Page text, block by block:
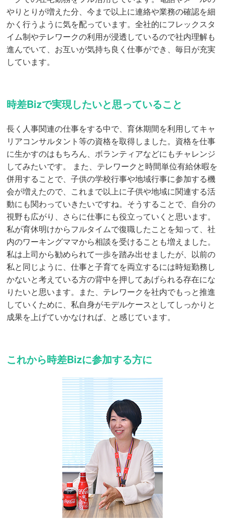
やりとりが増えた分、今まで以上に連絡や業務の確認を細
かく行うように気を配っています。全社的にフレックスタ
イム制やテレワークの利用が浸透しているので社内理解も
進んでいて、お互いが気持ち良く仕事ができ、毎日が充実
しています。
時差Bizで実現したいと思っていること
長く人事関連の仕事をする中で、育休期間を利用してキャ
リアコンサルタント等の資格を取得しました。資格を仕事
に生かすのはもちろん、ボランティアなどにもチャレンジ
してみたいです。 また、テレワークと時間単位有給休暇を
併用することで、子供の学校行事や地域行事に参加する機
会が増えたので、これまで以上に子供や地域に関連する活
動にも関わっていきたいですね。そうすることで、自分の
視野も広がり、さらに仕事にも役立っていくと思います。
私が育休明けからフルタイムで復職したことを知って、社
内のワーキングママから相談を受けることも増えました。
私は上司から勧められて一歩を踏み出せましたが、以前の
私と同じように、仕事と子育てを両立するには時短勤務し
かないと考えている方の背中を押してあげられる存在にな
りたいと思います。また、テレワークを社内でもっと推進
していくために、私自身がモデルケースとしてしっかりと
成果を上げていかなければ、と感じています。
これから時差Bizに参加する方に